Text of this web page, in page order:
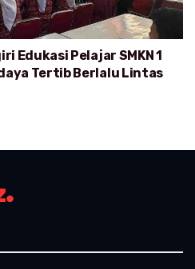
Edukasi Pelajar SMKN 1
Tertib Berlalu Lintas